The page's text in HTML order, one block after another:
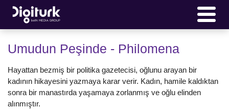
Umudun Peşinde - Philomena
Hayattan bezmiş bir politika gazetecisi, oğlunu arayan bir
kadının hikayesini yazmaya karar verir. Kadın, hamile kaldıktan
sonra bir manastırda yaşamaya zorlanmış ve oğlu elinden
alınmıştır.